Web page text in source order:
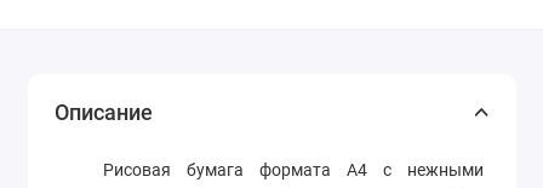
Описание
Рисовая бумага формата А4 с нежными